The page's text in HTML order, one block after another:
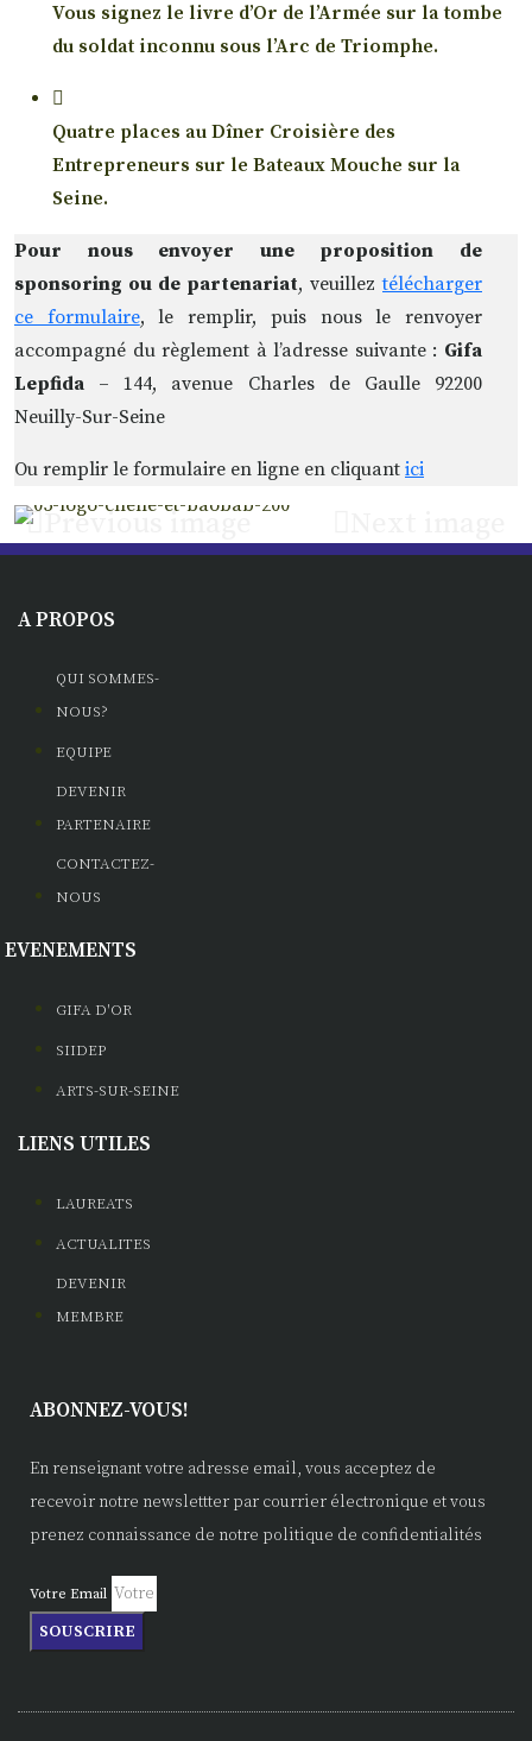
Vous signez le livre d’Or de l’Armée sur la tombe
du soldat inconnu sous l’Arc de Triomphe.
Quatre places au Dîner Croisière des
Entrepreneurs sur le Bateaux Mouche sur la
Seine.
Pour nous envoyer une proposition de
sponsoring ou de partenariat, veuilleztélécharger
ce formulaire, le remplir, puis nous le renvoyer
accompagné du règlement à l’adresse suivante : Gifa
Lepfida – 144, avenue Charles de Gaulle 92200
Neuilly-Sur-Seine
Ou remplir le formulaire en ligne en cliquant ici
Previous image
A PROPOS
QUI SOMMES-
NOUS?
EQUIPE
DEVENIR
PARTENAIRE
CONTACTEZ-
NOUS
EVENEMENTS
GIFA D'OR
SIIDEP
ARTS-SUR-SEINE
LIENS UTILES
LAUREATS
ACTUALITES
DEVENIR
MEMBRE
ABONNEZ-VOUS!
En renseignant votre adresse email, vous acceptez de
recevoir notre newslettter par courrier électronique et vous
prenez connaissance de notre politique de confidentialités
Votre Email
SOUSCRIRE